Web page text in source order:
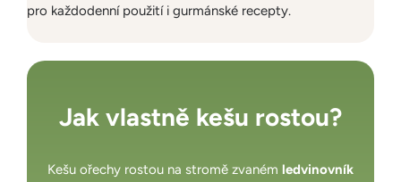
pro každodenní použití i gurmánské recepty.
Jak vlastně kešu rostou?
Kešu ořechy rostou na stromě zvaném ledvinovník